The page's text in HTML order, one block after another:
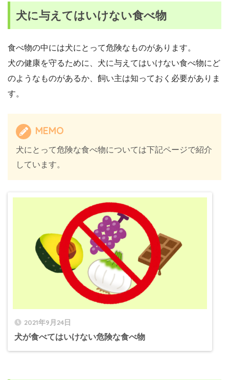
犬に与えてはいけない食べ物
食べ物の中には犬にとって危険なものがあります。
犬の健康を守るために、犬に与えてはいけない食べ物にど
のようなものがあるか、飼い主は知っておく必要がありま
す。
MEMO
犬にとって危険な食べ物については下記ページで紹介
しています。
2021年9月24日
犬が食べてはいけない危険な食べ物